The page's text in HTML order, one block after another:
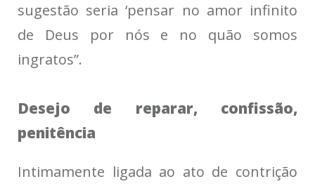
sugestão seria ‘pensar no amor infinito
de Deus por nós e no quão somos
ingratos”.
Desejo de reparar, confissão,
penitência
Intimamente ligada ao ato de contrição